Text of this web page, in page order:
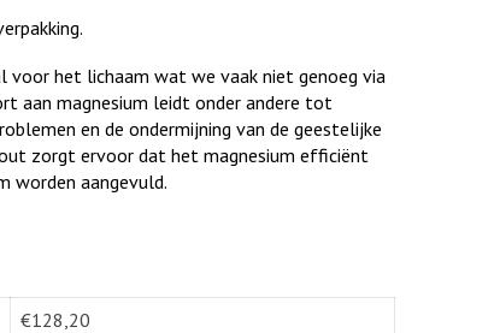
voor het lichaam wat we vaak niet genoeg via
aan magnesium leidt onder andere tot
en de ondermijning van de geestelijke
zorgt ervoor dat het magnesium efficiënt
worden aangevuld.
€128,20